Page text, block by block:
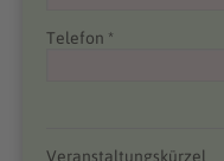
Telefon *
Veranstaltungskürzel